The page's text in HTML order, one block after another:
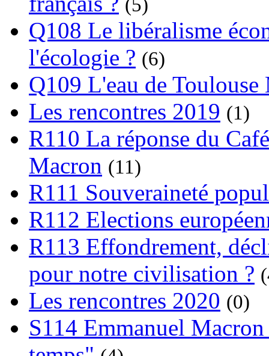
(5)
Q108 Le libéralisme
l'écologie ? (6)
Q109 L'eau de
Les rencontres 2019 (1)
R110 La réponse du
Macron (11)
R111 Souveraineté
R112 Elections
R113 Effondrement,
pour notre civilisation ?
Les rencontres 2020 (0)
S114 Emmanuel